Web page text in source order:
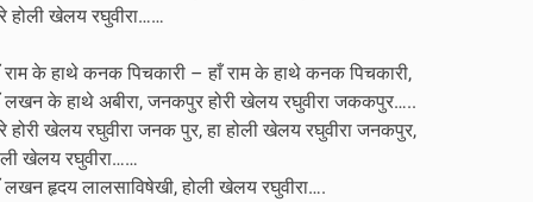
होली खेलय रघुवीरा……
राम के हाथे कनक पिचकारी – हाँ राम के हाथे कनक पिचकारी,
लखन के हाथे अबीरा, जनकपुर होरी खेलय रघुवीरा जककपुर…..
होरी खेलय रघुवीरा जनक पुर, हा होली खेलय रघुवीरा जनकपुर,
खेलय रघुवीरा……
लखन हृदय लालसाविषेखी, होली खेलय रघुवीरा….